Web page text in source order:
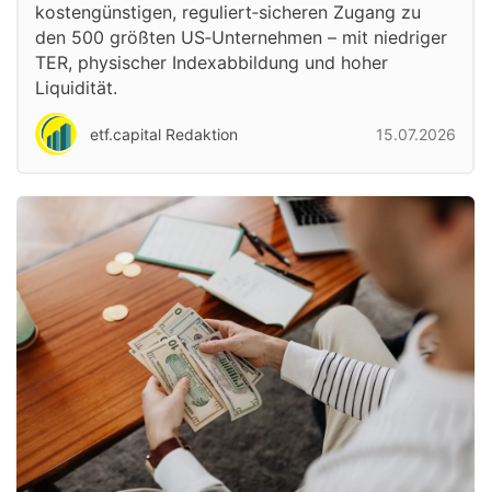
kostengünstigen, reguliert‑sicheren Zugang zu
den 500 größten US‑Unternehmen – mit niedriger
TER, physischer Indexabbildung und hoher
Liquidität.
etf.capital Redaktion 15.07.2026